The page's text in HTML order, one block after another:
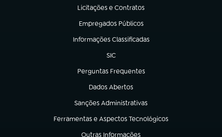
Licitações e Contratos
(abre em nova aba)
Empregados Públicos
(abre em nova aba)
Informações Classificadas
(abre em nova aba)
SIC
(abre em nova aba)
Perguntas Frequentes
(abre em nova aba)
Dados Abertos
(abre em nova aba)
Sanções Administrativas
(abre em nova aba)
Ferramentas e Aspectos Tecnológicos
(abre em nova aba)
Outras Informações